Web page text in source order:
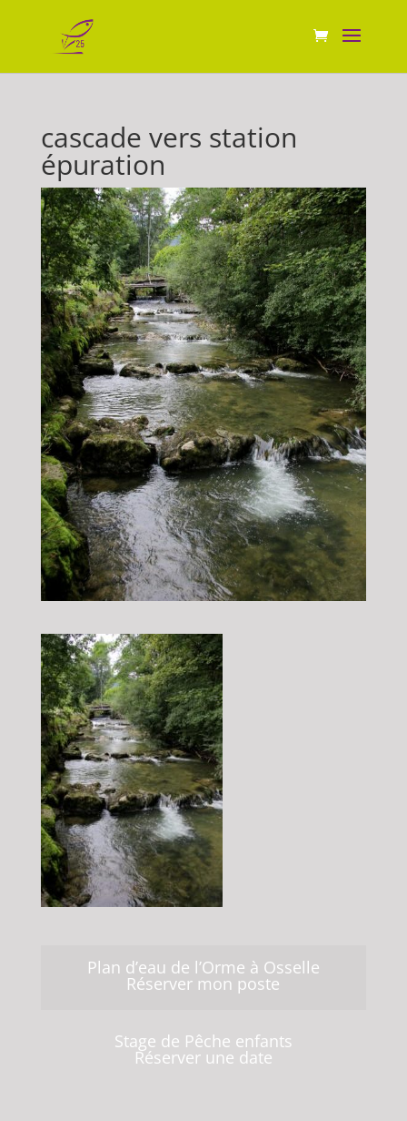
cascade vers station
épuration
Plan d’eau de l’Orme à Osselle
Réserver mon poste
Stage de Pêche enfants
Réserver une date